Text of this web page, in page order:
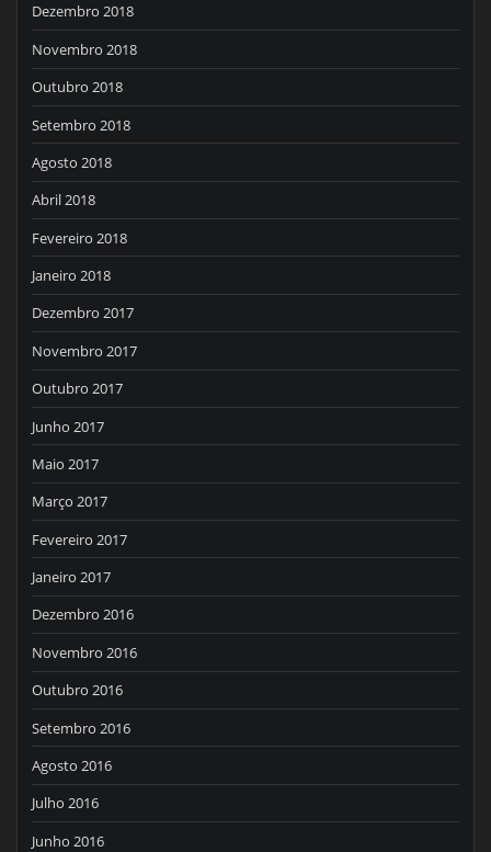
Dezembro 2018
Novembro 2018
Outubro 2018
Setembro 2018
Agosto 2018
Abril 2018
Fevereiro 2018
Janeiro 2018
Dezembro 2017
Novembro 2017
Outubro 2017
Junho 2017
Maio 2017
Março 2017
Fevereiro 2017
Janeiro 2017
Dezembro 2016
Novembro 2016
Outubro 2016
Setembro 2016
Agosto 2016
Julho 2016
Junho 2016